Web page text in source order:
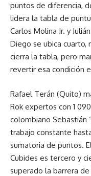
puntos de diferencia,
lidera la tabla de
Carlos Molina Jr. y
Diego se ubica cuarto,
cierra la tabla, pero
revertir esa condición
Rafael Terán (Quito)
Rok expertos con 1
colombiano Sebastián
trabajo constante
sumatoria de puntos.
Cubides es tercero y
superado la barrera